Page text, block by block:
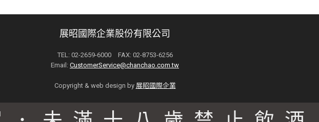
展昭國際企業股份有限公司
TEL: 02-2659-6000 FAX: 02-8753-6256
Email: CustomerService@chanchao.com.tw
Copyright & web design by 展昭國際企業